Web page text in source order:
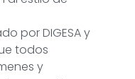
por DIGESA y
todos
y